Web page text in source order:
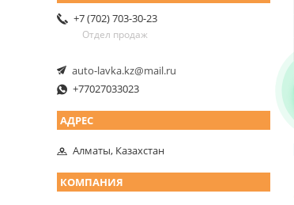
+7 (702) 703-30-23
Отдел продаж
auto-lavka.kz@mail.ru
+77027033023
Алматы, Казахстан